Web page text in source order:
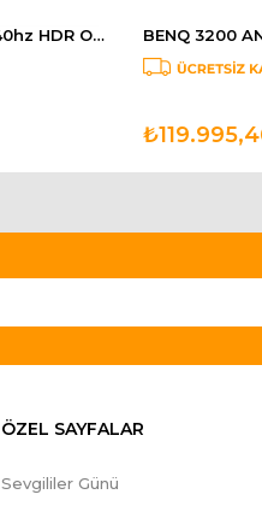
BENQ 3200 ANS 4K UHD 240hz HDR Oyun Eğlence Projektörü 2.5 mt den 100 TK700
ÖZEL SAYFALAR
Sevgililer Günü